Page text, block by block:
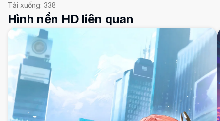
Tải xuống: 338
Hình nền HD liên quan